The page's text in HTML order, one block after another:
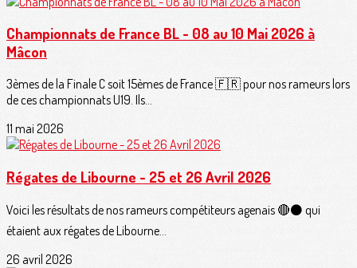
Championnats de France BL - 08 au 10 Mai 2026 à
Mâcon
3èmes de la Finale C soit 15èmes de France 🇫🇷 pour nos rameurs lors
de ces championnats U19. Ils...
11 mai 2026
Régates de Libourne - 25 et 26 Avril 2026
Voici les résultats de nos rameurs compétiteurs agenais 🔴⚫️ qui
étaient aux régates de Libourne...
26 avril 2026